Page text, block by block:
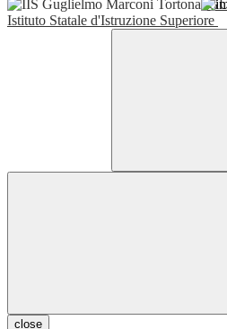
Istituto Statale d'Istruzione Superiore
close